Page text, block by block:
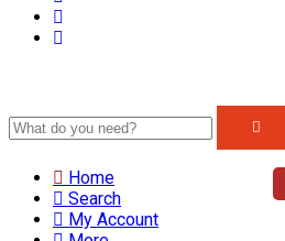
Home
Search
My Account